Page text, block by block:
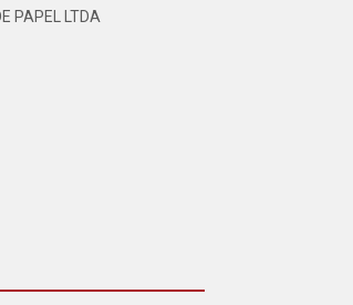
PAPEL LTDA